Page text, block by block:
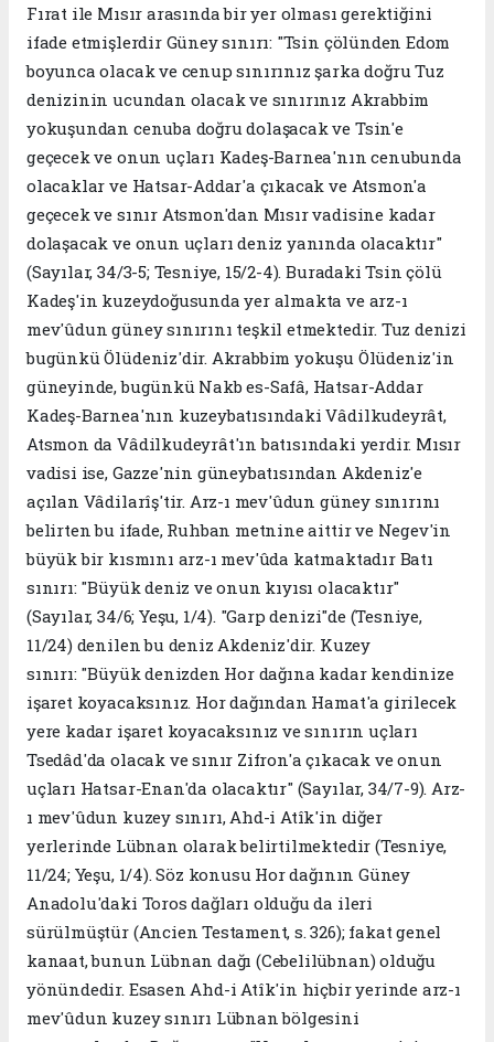
Fırat ile Mısır arasında bir yer olması gerektiğini
ifade etmişlerdir Güney sınırı: "Tsin çölünden Edom
boyunca olacak ve cenup sınırınız şarka doğru Tuz
denizinin ucundan olacak ve sınırınız Akrabbim
yokuşundan cenuba doğru dolaşacak ve Tsin'e
geçecek ve onun uçları Kadeş-Barnea'nın cenubunda
olacaklar ve Hatsar-Addar'a çıkacak ve Atsmon'a
geçecek ve sınır Atsmon'dan Mısır vadisine kadar
dolaşacak ve onun uçları deniz yanında olacaktır"
(Sayılar, 34/3-5; Tesniye, 15/2-4). Buradaki Tsin çölü
Kadeş'in kuzeydoğusunda yer almakta ve arz-ı
mev'ûdun güney sınırını teşkil etmektedir. Tuz denizi
bugünkü Ölüdeniz'dir. Akrabbim yokuşu Ölüdeniz'in
güneyinde, bugünkü Nakb es-Safâ, Hatsar-Addar
Kadeş-Barnea'nın kuzeybatısındaki Vâdilkudeyrât,
Atsmon da Vâdilkudeyrât'ın batısındaki yerdir. Mısır
vadisi ise, Gazze'nin güneybatısından Akdeniz'e
açılan Vâdilarîş'tir. Arz-ı mev'ûdun güney sınırını
belirten bu ifade, Ruhban metnine aittir ve Negev'in
büyük bir kısmını arz-ı mev'ûda katmaktadır Batı
sınırı: "Büyük deniz ve onun kıyısı olacaktır"
(Sayılar, 34/6; Yeşu, 1/4). "Garp denizi"de (Tesniye,
11/24) denilen bu deniz Akdeniz'dir. Kuzey
sınırı: "Büyük denizden Hor dağına kadar kendinize
işaret koyacaksınız. Hor dağından Hamat'a girilecek
yere kadar işaret koyacaksınız ve sınırın uçları
Tsedâd'da olacak ve sınır Zifron'a çıkacak ve onun
uçları Hatsar-Enan'da olacaktır" (Sayılar, 34/7-9). Arz-
ı mev'ûdun kuzey sınırı, Ahd-i Atîk'in diğer
yerlerinde Lübnan olarak belirtilmektedir (Tesniye,
11/24; Yeşu, 1/4). Söz konusu Hor dağının Güney
Anadolu'daki Toros dağları olduğu da ileri
sürülmüştür (Ancien Testament, s. 326); fakat genel
kanaat, bunun Lübnan dağı (Cebelilübnan) olduğu
yönündedir. Esasen Ahd-i Atîk'in hiçbir yerinde arz-ı
mev'ûdun kuzey sınırı Lübnan bölgesini